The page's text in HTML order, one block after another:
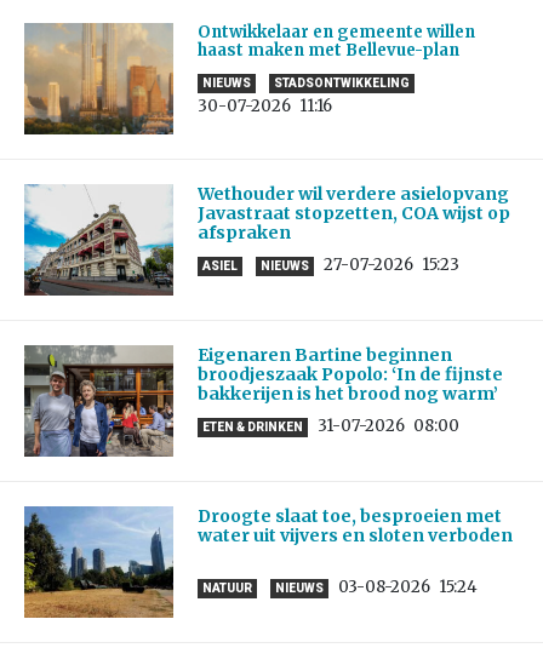
Ontwikkelaar en gemeente willen
haast maken met Bellevue-plan
NIEUWS STADSONTWIKKELING
30-07-2026 11:16
Wethouder wil verdere asielopvang
Javastraat stopzetten, COA wijst op
afspraken
ASIEL NIEUWS 27-07-2026 15:23
Eigenaren Bartine beginnen
broodjeszaak Popolo: ‘In de fijnste
bakkerijen is het brood nog warm’
ETEN & DRINKEN 31-07-2026 08:00
Droogte slaat toe, besproeien met
water uit vijvers en sloten verboden
NATUUR NIEUWS 03-08-2026 15:24